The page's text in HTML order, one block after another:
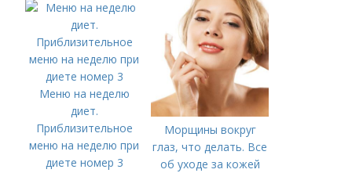
Меню на неделю
диет.
Приблизительное
меню на неделю при
диете номер 3
Морщины вокруг
глаз, что делать. Все
об уходе за кожей